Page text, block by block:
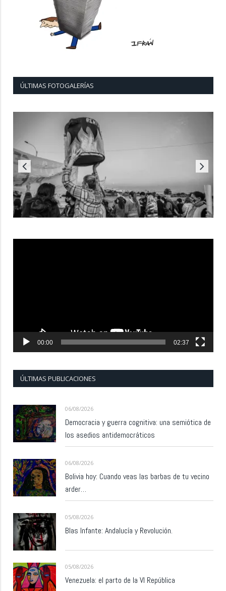
ÚLTIMAS FOTOGALERÍAS
00:00 02:37
ÚLTIMAS PUBLICACIONES
06/08/2026
Democracia y guerra cognitiva: una semiótica de
los asedios antidemocráticos
06/08/2026
Bolivia hoy: Cuando veas las barbas de tu vecino
arder…
05/08/2026
Blas Infante: Andalucía y Revolución.
05/08/2026
Venezuela: el parto de la VI República